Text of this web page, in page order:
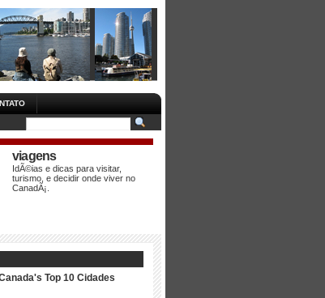
viagens
IdÃ©ias e dicas para visitar,
turismo, e decidir onde viver no
CanadÃ¡.
Top 10 Cidades